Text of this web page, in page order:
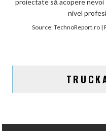
nivel
Source:TechnoReport.ro|